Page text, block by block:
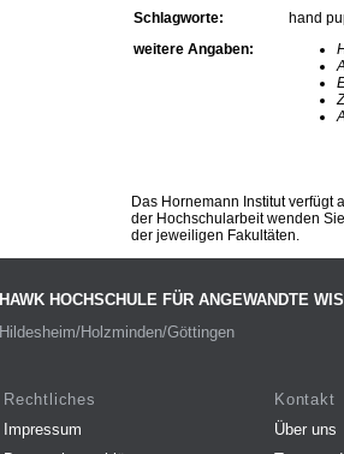
Schlagworte:
hand
weitere Angaben:
Das Hornemann Institut verfügt
der Hochschularbeit wenden
der jeweiligen Fakultäten.
HAWK HOCHSCHULE FÜR ANGEWANDTE
Hildesheim/Holzminden/Göttingen
Rechtliches
Impressum
Kontakt
Über uns